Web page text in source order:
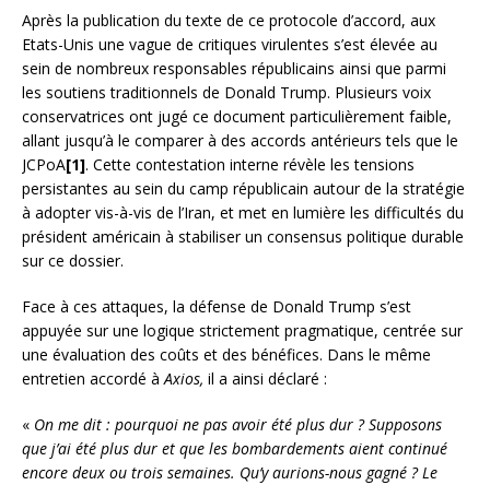
Après la publication du texte de ce protocole d’accord, aux
Etats-Unis une vague de critiques virulentes s’est élevée au
sein de nombreux responsables républicains ainsi que parmi
les soutiens traditionnels de Donald Trump. Plusieurs voix
conservatrices ont jugé ce document particulièrement faible,
allant jusqu’à le comparer à des accords antérieurs tels que le
JCPoA[1]. Cette contestation interne révèle les tensions
persistantes au sein du camp républicain autour de la stratégie
à adopter vis-à-vis de l’Iran, et met en lumière les difficultés du
président américain à stabiliser un consensus politique durable
sur ce dossier.
Face à ces attaques, la défense de Donald Trump s’est
appuyée sur une logique strictement pragmatique, centrée sur
une évaluation des coûts et des bénéfices. Dans le même
entretien accordé àAxios, il a ainsi déclaré :
« On me dit : pourquoi ne pas avoir été plus dur ? Supposons
que j’ai été plus dur et que les bombardements aient continué
encore deux ou trois semaines. Qu’y aurions-nous gagné ? Le